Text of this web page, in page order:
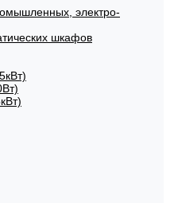
электро-
шкафов